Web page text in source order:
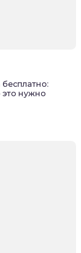
это нужно